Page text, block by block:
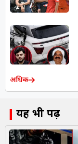
अधिक
यह भी पढ़ें